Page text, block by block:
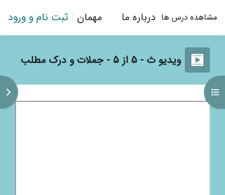
مشاهده درس ها درباره ما مهمان ثبت نام و ورود
ویدیو ث - 5 از 5 - جملات و درک مطلب
فهرست درس
نیازمندی‌های تکمیل